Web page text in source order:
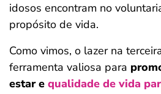
idosos encontram no
propósito de vida.
Como vimos, o lazer na
ferramenta valiosa para
estar e qualidade de vida